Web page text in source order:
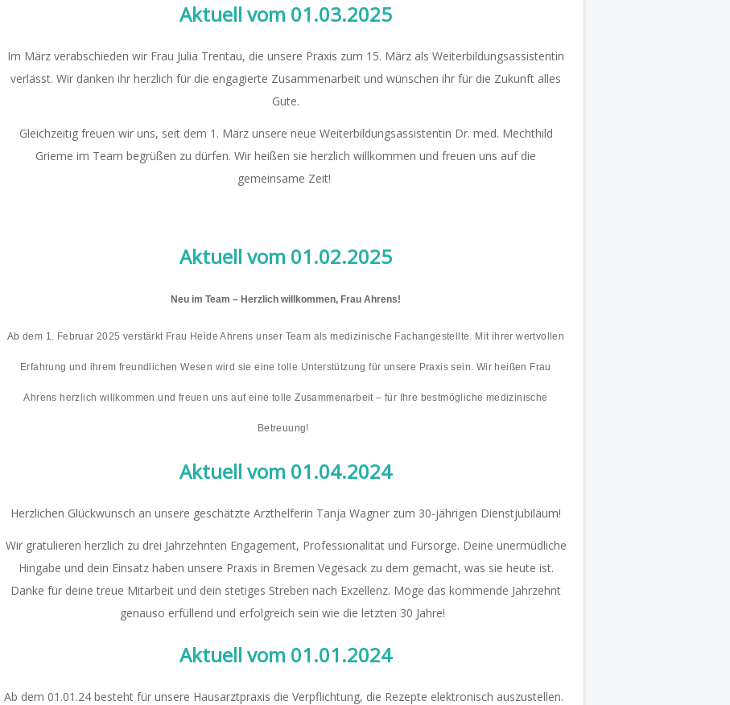
Aktuell vom 01.03.2025
Im März verabschieden wir Frau Julia Trentau, die unsere Praxis zum 15. März als Weiterbildungsassistentin
verlässt. Wir danken ihr herzlich für die engagierte Zusammenarbeit und wünschen ihr für die Zukunft alles
Gute.
Gleichzeitig freuen wir uns, seit dem 1. März unsere neue Weiterbildungsassistentin Dr. med. Mechthild
Grieme im Team begrüßen zu dürfen. Wir heißen sie herzlich willkommen und freuen uns auf die
gemeinsame Zeit!
Aktuell vom 01.02.2025
Neu im Team – Herzlich willkommen, Frau Ahrens!
Ab dem 1. Februar 2025 verstärkt Frau Heide Ahrens unser Team als medizinische Fachangestellte. Mit ihrer wertvollen
Erfahrung und ihrem freundlichen Wesen wird sie eine tolle Unterstützung für unsere Praxis sein. Wir heißen Frau
Ahrens herzlich willkommen und freuen uns auf eine tolle Zusammenarbeit – für Ihre bestmögliche medizinische
Betreuung!
Aktuell vom 01.04.2024
Herzlichen Glückwunsch an unsere geschätzte Arzthelferin Tanja Wagner zum 30-jährigen Dienstjubiläum!
Wir gratulieren herzlich zu drei Jahrzehnten Engagement, Professionalität und Fürsorge. Deine unermüdliche
Hingabe und dein Einsatz haben unsere Praxis in Bremen Vegesack zu dem gemacht, was sie heute ist.
Danke für deine treue Mitarbeit und dein stetiges Streben nach Exzellenz. Möge das kommende Jahrzehnt
genauso erfüllend und erfolgreich sein wie die letzten 30 Jahre!
Aktuell vom 01.01.2024
Ab dem 01.01.24 besteht für unsere Hausarztpraxis die Verpflichtung, die Rezepte elektronisch auszustellen.